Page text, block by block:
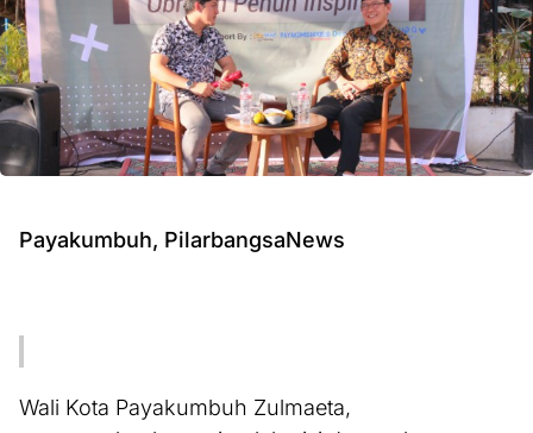
Payakumbuh, PilarbangsaNews
Wali Kota Payakumbuh Zulmaeta,